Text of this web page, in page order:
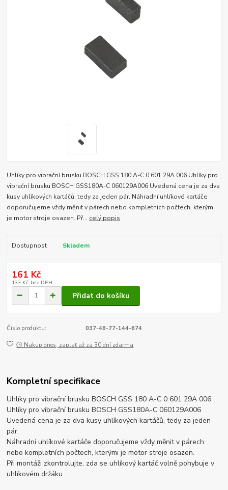
Uhlíky pro vibrační brusku BOSCH GSS 180 A-C 0 601 29A 006 Uhlíky pro
vibrační brusku BOSCH GSS180A-C 060129A006 Uvedená cena je za dva
kusy uhlíkových kartáčů, tedy za jeden pár. Náhradní uhlíkové kartáče
doporučujeme vždy měnit v párech nebo kompletních počtech, kterými
je motor stroje osazen. Př... celý popis
Dostupnost Skladem
161 Kč
133 Kč bez DPH
Přidat do košíku
Číslo produktu: 037-48-77-144-674
🕒 Nakup dnes, zaplať až za 30 dní zdarma
Kompletní specifikace
Uhlíky pro vibrační brusku BOSCH GSS 180 A-C 0 601 29A 006
Uhlíky pro vibrační brusku BOSCH GSS180A-C 060129A006
Uvedená cena je za dva kusy uhlíkových kartáčů, tedy za jeden
pár.
Náhradní uhlíkové kartáče doporučujeme vždy měnit v párech
nebo kompletních počtech, kterými je motor stroje osazen.
Při montáži zkontrolujte, zda se uhlíkový kartáč volně pohybuje v
uhlíkovém držáku.